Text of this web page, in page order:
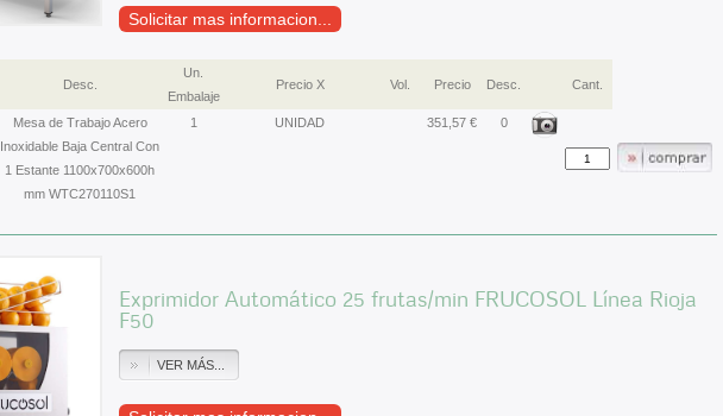
Solicitar mas informacion...
Desc.
Un.
Embalaje
Precio X Vol. Precio Desc. Cant.
Mesa de Trabajo Acero
Inoxidable Baja Central Con
1 Estante 1100x700x600h
mm WTC270110S1
1 UNIDAD 351,57 € 0
Exprimidor Automático 25 frutas/min FRUCOSOL Línea Rioja
F50
VER MÁS...